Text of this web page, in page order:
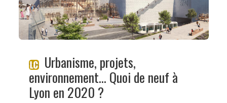
Urbanisme, projets,
environnement… Quoi de neuf à
Lyon en 2020 ?